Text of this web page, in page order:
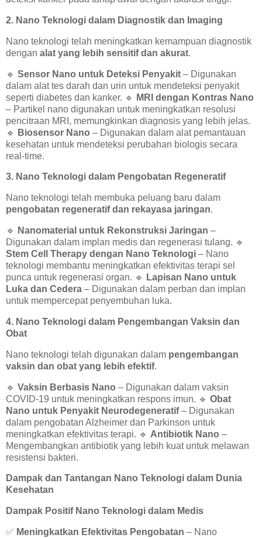
2. Nano Teknologi dalam Diagnostik dan Imaging
Nano teknologi telah meningkatkan kemampuan diagnostik
dengan alat yang lebih sensitif dan akurat.
🔹 Sensor Nano untuk Deteksi Penyakit – Digunakan
dalam alat tes darah dan urin untuk mendeteksi penyakit
seperti diabetes dan kanker. 🔹
MRI dengan Kontras Nano
– Partikel nano digunakan untuk meningkatkan resolusi
pencitraan MRI, memungkinkan diagnosis yang lebih jelas.
🔹
Biosensor Nano – Digunakan dalam alat pemantauan
kesehatan untuk mendeteksi perubahan biologis secara
real-time.
3. Nano Teknologi dalam Pengobatan Regeneratif
Nano teknologi telah membuka peluang baru dalam
pengobatan regeneratif dan rekayasa jaringan.
🔹 Nanomaterial untuk Rekonstruksi Jaringan –
Digunakan dalam implan medis dan regenerasi tulang. 🔹
Stem Cell Therapy dengan Nano Teknologi – Nano
teknologi membantu meningkatkan efektivitas terapi sel
punca untuk regenerasi organ. 🔹
Lapisan Nano untuk
Luka dan Cedera – Digunakan dalam perban dan implan
untuk mempercepat penyembuhan luka.
4. Nano Teknologi dalam Pengembangan Vaksin dan
Obat
Nano teknologi telah digunakan dalam pengembangan
vaksin dan obat yang lebih efektif.
🔹 Vaksin Berbasis Nano – Digunakan dalam vaksin
COVID-19 untuk meningkatkan respons imun. 🔹 Obat
Nano untuk Penyakit Neurodegeneratif– Digunakan
dalam pengobatan Alzheimer dan Parkinson untuk
meningkatkan efektivitas terapi. 🔹 Antibiotik Nano –
Mengembangkan antibiotik yang lebih kuat untuk melawan
resistensi bakteri.
Dampak dan Tantangan Nano Teknologi dalam Dunia
Kesehatan
Dampak Positif Nano Teknologi dalam Medis
✅ Meningkatkan Efektivitas Pengobatan – Nano